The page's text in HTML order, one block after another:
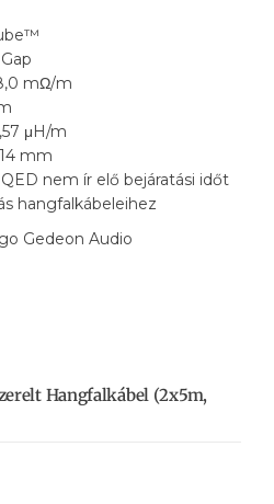
mΩ/m
μH/m
mm
nem ír elő bejáratási időt
hangfalkábeleihez
Hangfalkábel (2x5m,